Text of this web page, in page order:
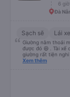
6
Đà
Sạch sẽ Lái
Giường nằm thoải
được đó 😆 . Tài xế
giường rất tiện nghi
. Điểm 10 cho
Xem thêm